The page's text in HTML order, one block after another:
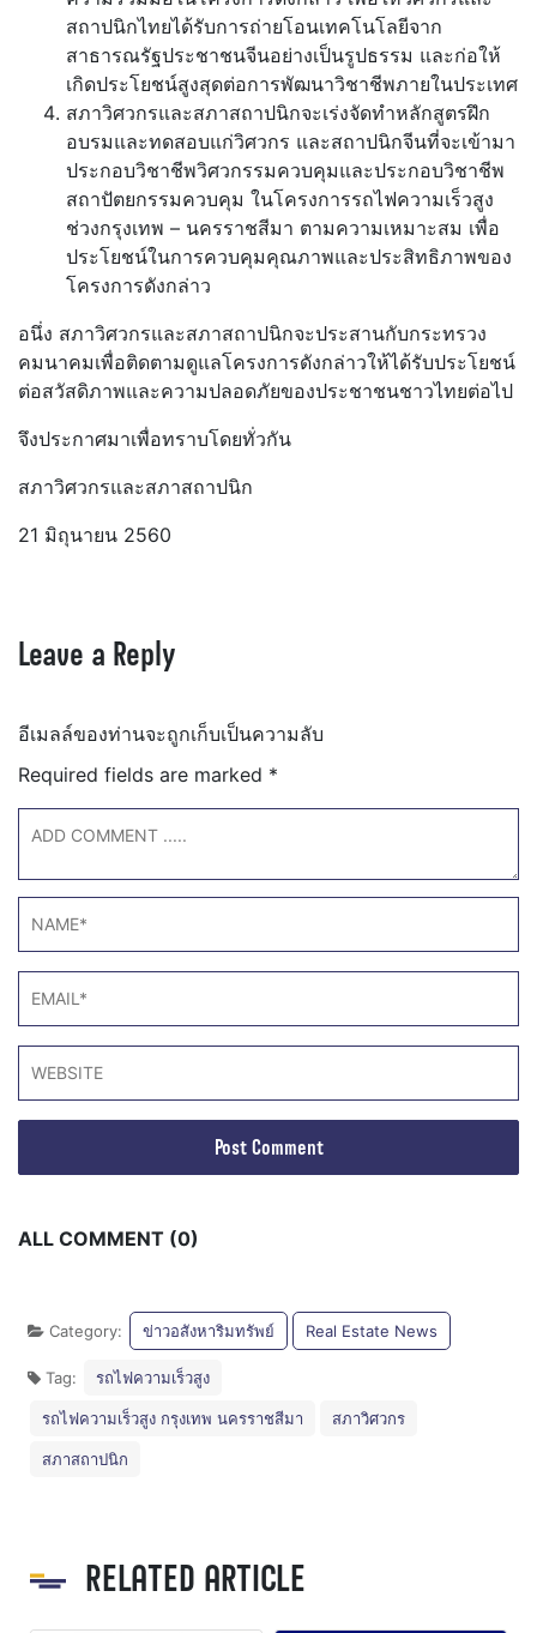
สถาปนิกไทยได้รับการถ่ายโอนเทคโนโลยีจาก
สาธารณรัฐประชาชนจีนอย่างเป็นรูปธรรม และก่อให้
เกิดประโยชน์สูงสุดต่อการพัฒนาวิชาชีพภายในประเทศ
สภาวิศวกรและสภาสถาปนิกจะเร่งจัดทำหลักสูตรฝึก
อบรมและทดสอบแก่วิศวกร และสถาปนิกจีนที่จะเข้ามา
ประกอบวิชาชีพวิศวกรรมควบคุมและประกอบวิชาชีพ
สถาปัตยกรรมควบคุม ในโครงการรถไฟความเร็วสูง
ช่วงกรุงเทพ – นครราชสีมา ตามความเหมาะสม เพื่อ
ประโยชน์ในการควบคุมคุณภาพและประสิทธิภาพของ
โครงการดังกล่าว
อนึ่ง สภาวิศวกรและสภาสถาปนิกจะประสานกับกระทรวง
คมนาคมเพื่อติดตามดูแลโครงการดังกล่าวให้ได้รับประโยชน์
ต่อสวัสดิภาพและความปลอดภัยของประชาชนชาวไทยต่อไป
จึงประกาศมาเพื่อทราบโดยทั่วกัน
สภาวิศวกรและสภาสถาปนิก
21 มิถุนายน 2560
Leave a Reply
อีเมลล์ของท่านจะถูกเก็บเป็นความลับ
Required fields are marked *
ALL COMMENT (0)
Category: ข่าวอสังหาริมทรัพย์ Real Estate News
Tag: รถไฟความเร็วสูง
รถไฟความเร็วสูง กรุงเทพ นครราชสีมา สภาวิศวกร
สภาสถาปนิก
RELATED ARTICLE